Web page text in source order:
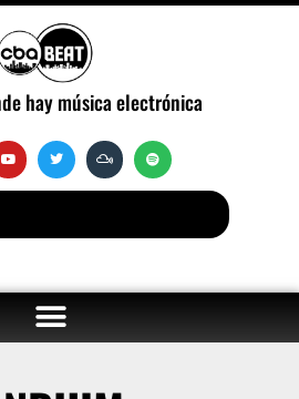
hay música electrónica